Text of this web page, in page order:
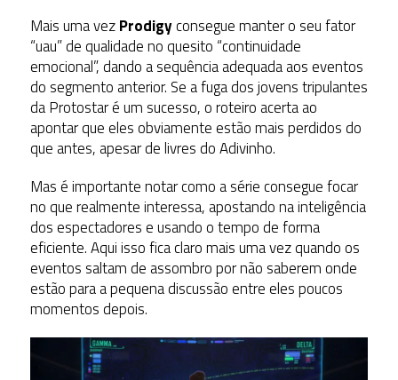
Mais uma vezProdigyconsegue manter o seu fator
“uau” de qualidade no quesito “continuidade
emocional”, dando a sequência adequada aos eventos
do segmento anterior. Se a fuga dos jovens tripulantes
da Protostar é um sucesso, o roteiro acerta ao
apontar que eles obviamente estão mais perdidos do
que antes, apesar de livres do Adivinho.
Mas é importante notar como a série consegue focar
no que realmente interessa, apostando na inteligência
dos espectadores e usando o tempo de forma
eficiente. Aqui isso fica claro mais uma vez quando os
eventos saltam de assombro por não saberem onde
estão para a pequena discussão entre eles poucos
momentos depois.